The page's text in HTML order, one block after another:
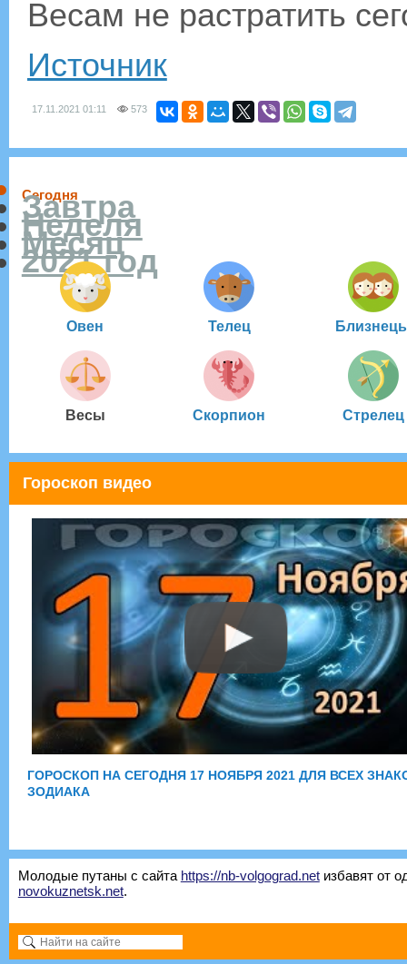
Весам не растратить
Источник
17.11.2021 01:11 573
Сегодня
Завтра
Неделя
Месяц
2021 год
Овен Телец
Весы Скорпион Стрелец
Гороскоп видео
ГОРОСКОП НА СЕГОДНЯ 17 НОЯБРЯ 2021 ДЛЯ ВСЕХ
ЗОДИАКА
Молодые путаны с сайта https://nb-volgograd.netизбавят от
novokuznetsk.net.